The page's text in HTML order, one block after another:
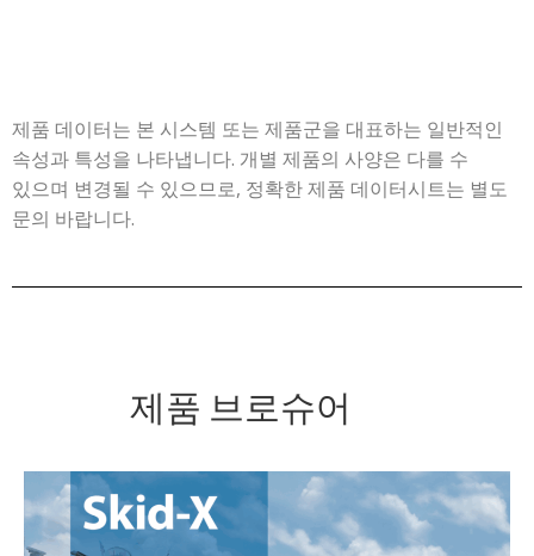
제품 데이터는 본 시스템 또는 제품군을 대표하는 일반적인
속성과 특성을 나타냅니다. 개별 제품의 사양은 다를 수
있으며 변경될 수 있으므로, 정확한 제품 데이터시트는 별도
문의 바랍니다.
제품 브로슈어